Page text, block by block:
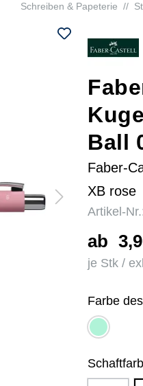
Schreiben & Papeterie //
Ball
Faber-
XB rose
Artikel-
ab
je Stk /
Farbe
mint
green